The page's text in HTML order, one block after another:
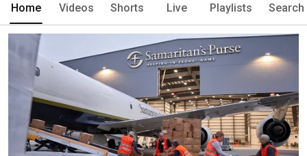
Home Videos Shorts Live Playlists Search